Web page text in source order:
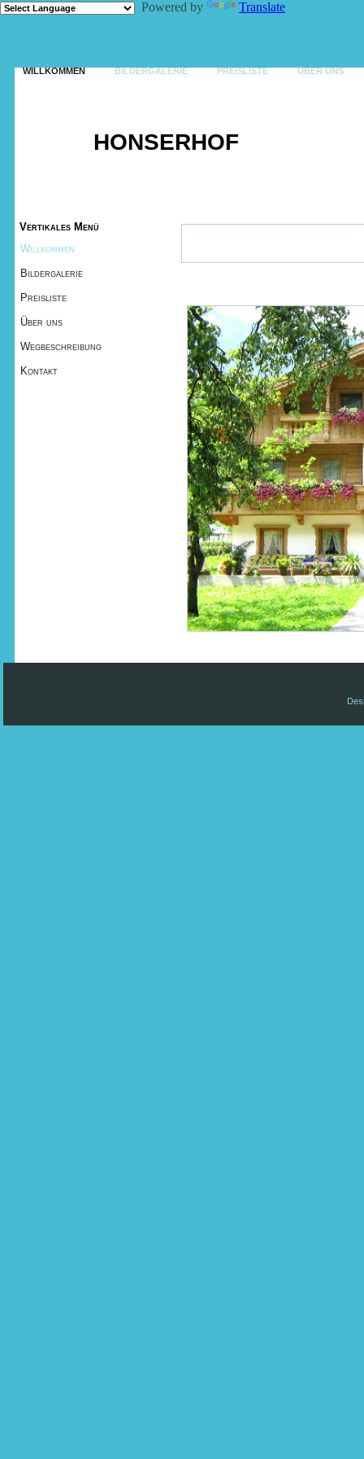
Powered by Translate
WILLKOMMEN BILDERGALERIE PREISLISTE ÜBER UNS
KONTAKT
HONSERHOF
Vertikales Menü
Willkommen
Bildergalerie
Preisliste
Über uns
Wegbeschreibung
Kontakt